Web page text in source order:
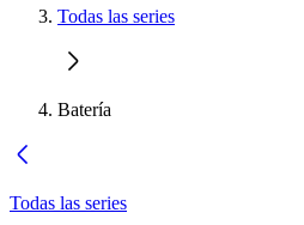
Todas las series
Batería
Todas las series